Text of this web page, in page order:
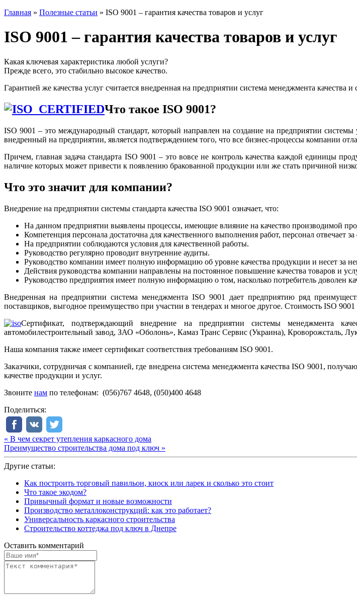
Главная » Полезные статьи » ISO 9001 – гарантия качества товаров и услуг
ISO 9001 – гарантия качества товаров и услуг
Какая ключевая характеристика любой услуги?
Прежде всего, это стабильно высокое качество.
Гарантией же качества услуг считается внедренная на предприятии система менеджмента
Что такое ISO 9001?
ISO 9001 – это международный стандарт, который направлен на создание на предприятии
внедренный на предприятии, является подтверждением того, что все бизнес-процессы компании
Причем, главная задача стандарта ISO 9001 – это вовсе не контроль качества каждой единицы
наличие которых может привести к появлению бракованной продукции или же стать причиной
Что это значит для компании?
Внедрение на предприятии системы стандарта качества ISO 9001 означает, что:
На данном предприятии выявлены процессы, имеющие влияние на качество производимой
Компетенция персонала достаточна для качественного выполнения работ, персонал отвечает
На предприятии соблюдаются условия для качественной работы.
Руководство регулярно проводит внутренние аудиты.
Руководство компании имеет полную информацию об уровне качества продукции и несет за
Действия руководства компании направлены на постоянное повышение качества товаров и
Руководство предприятия имеет полную информацию о том, насколько потребитель доволен
Внедренная на предприятии система менеджмента ISO 9001 дает предприятию ряд
поставщиков, выгодное преимущество при участии в тендерах и многое другое. Стоимость ISO 9001
Сертификат, подтверждающий внедрение на предприятии системы менеджмента
автомобилестроительный завод, ЗАО «Оболонь», Камаз Транс Сервис (Украина), Кроворожсталь,
Наша компания также имеет сертификат соответствия требованиям ISO 9001.
Заказчики, сотрудничая с компанией, где внедрена система менеджмента качества ISO 9001,
качестве продукции и услуг.
Звоните нам по телефонам: (056)767 4648, (050)400 4648
Поделиться:
« В чем секрет утепления каркасного дома
Преимущество строительства дома под ключ »
Другие статьи:
Как построить торговый павильон, киоск или ларек и сколько это стоит
Что такое экодом?
Привычный формат и новые возможности
Производство металлоконструкций: как это работает?
Универсальность каркасного строительства
Строительство коттеджа под ключ в Днепре
Оставить комментарий